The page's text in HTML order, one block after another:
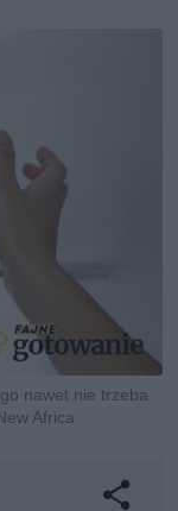
nawet nie trzeba
Africa